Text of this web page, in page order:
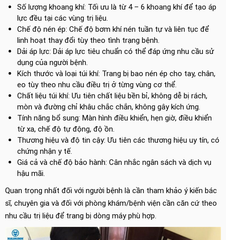
Số lượng khoang khí: Tối ưu là từ 4 – 6 khoang khí để tạo áp
lực đều tại các vùng trị liệu.
Chế độ nén ép: Chế độ bơm khí nén tuần tự và liên tục để
linh hoạt thay đổi tùy theo tình trạng bệnh.
Dải áp lực: Dải áp lực tiêu chuẩn có thể đáp ứng nhu cầu sử
dụng của người bệnh.
Kích thước và loại túi khí: Trang bị bao nén ép cho tay, chân,
eo tùy theo nhu cầu điều trị ở từng vùng cơ thể.
Chất liệu túi khí: Ưu tiên chất liệu bền bỉ, không dễ bị rách,
mòn và đường chỉ khâu chắc chắn, không gây kích ứng.
Tính năng bổ sung: Màn hình điều khiển, hẹn giờ, điều khiển
từ xa, chế độ tự động, độ ồn.
Thương hiệu và độ tin cậy: Ưu tiên các thương hiệu uy tín, có
chứng nhận y tế.
Giá cả và chế độ bảo hành: Cân nhắc ngân sách và dịch vụ
hậu mãi.
Quan trọng nhất đối với người bệnh là cần tham khảo ý kiến bác
sĩ, chuyên gia và đối với phòng khám/bệnh viện cần căn cứ theo
nhu cầu trị liệu để trang bị dòng máy phù hợp.